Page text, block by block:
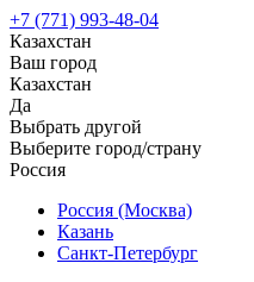
+7 (771) 993-48-04
Казахстан
Ваш город
Казахстан
Да
Выбрать другой
Выберите город/страну
Россия
Россия (Москва)
Казань
Санкт-Петербург